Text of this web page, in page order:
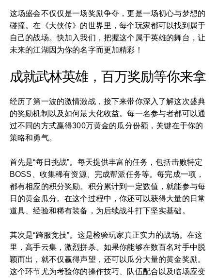
这场盛会不仅仅是一场奖励争夺，更是一场初心与梦想的
碰撞。在《大侠传》的世界里，每个玩家都可以找到属于
自己的战场。快加入我们，把握这个属于英雄的舞台，让
未来的江湖因为你的名字而更加精彩！
成就武林英雄，百万奖励等你来拿
经历了第一波的激情激战，接下来带你深入了解这次盛典
的奖励机制以及如何最大化收益。每一名参与者都可以通
过不同的方式赢得300万黄金的瓜分份额，关键在于你的
策略和勇气。
首先是“每日挑战”。每天提供丰富的任务，包括击败特定
BOSS、收集稀有资源、完成帮派任务等。每完成一项，
都有相应的积分奖励。积分累计到一定数值，就能参与每
日的黄金瓜分。在这个过程中，你还可以获得大量的日常
道具、经验和稀有装备，为后续战斗打下坚实基础。
其次是“跨服竞技”。这是检验玩家真正实力的战场。在这
里，高手云集，激烈拼杀。如果你能够在数百名对手中脱
颖而出，就不仅赢得声望，还可以瓜分大量的黄金奖励。
这个环节尤为考验你的操作技巧、队伍配合以及临场应变